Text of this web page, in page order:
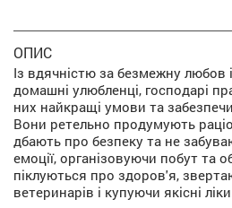
ОПИС
Із вдячністю за безмежну любов
домашні улюбленці, господарі
них найкращі умови та
Вони ретельно продумують
дбають про безпеку та не
емоції, організовуючи побут та
піклуються про здоров'я,
ветеринарів і купуючи якісні